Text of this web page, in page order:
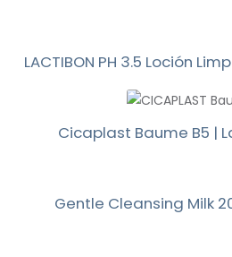
LACTIBON PH 3.5 Loción
Cicaplast Baume B5 |
Gentle Cleansing Milk